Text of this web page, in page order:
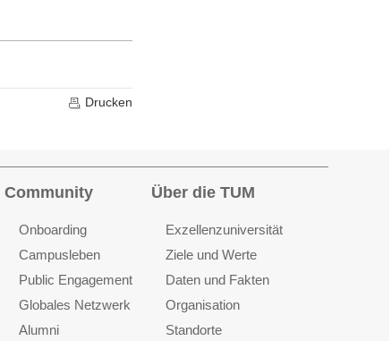
Drucken
Community
Onboarding
Campusleben
Public Engagement
Globales Netzwerk
Alumni
Über die TUM
Exzellenzuniversität
Ziele und Werte
Daten und Fakten
Organisation
Standorte